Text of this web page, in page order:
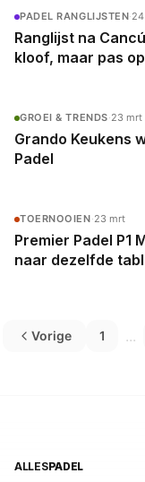
PADEL RANGLIJSTEN·
Ranglijst na
kloof, maar pas
GROEI & TRENDS·23 mrt
Grando Keukens
Padel
TOERNOOIEN·23 mrt
Premier Padel P1
naar dezelfde
Vorige 1 ...
ALLESPADEL